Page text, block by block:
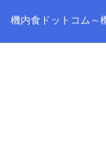
機内食ドットコム～